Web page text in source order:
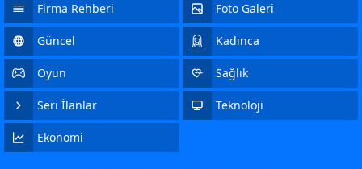
Firma Rehberi Foto Galeri
Güncel Kadınca
Oyun Sağlık
Seri İlanlar Teknoloji
Ekonomi